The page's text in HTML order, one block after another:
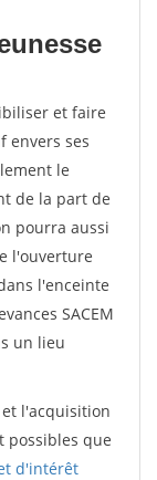
et faire
envers ses
le
de la part de
pourra aussi
l'ouverture
l'enceinte
SACEM
un lieu
l'acquisition
possibles que
d'intérêt